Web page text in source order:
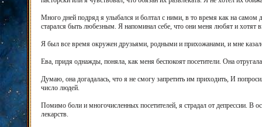
Много дней подряд я улыбался и болтал с ними, в то время как на самом
старался быть любезным. Я напоминал себе, что они меня любят и хотят
Я был все время окружен друзьями, родными и прихожанами, и мне
Ева, придя однажды, поняла, как меня беспокоят посетители. Она
Думаю, она догадалась, что я не смогу запретить им приходить, И
число людей.
Помимо боли и многочисленных посетителей, я страдал от депрессии. В
лекарств.